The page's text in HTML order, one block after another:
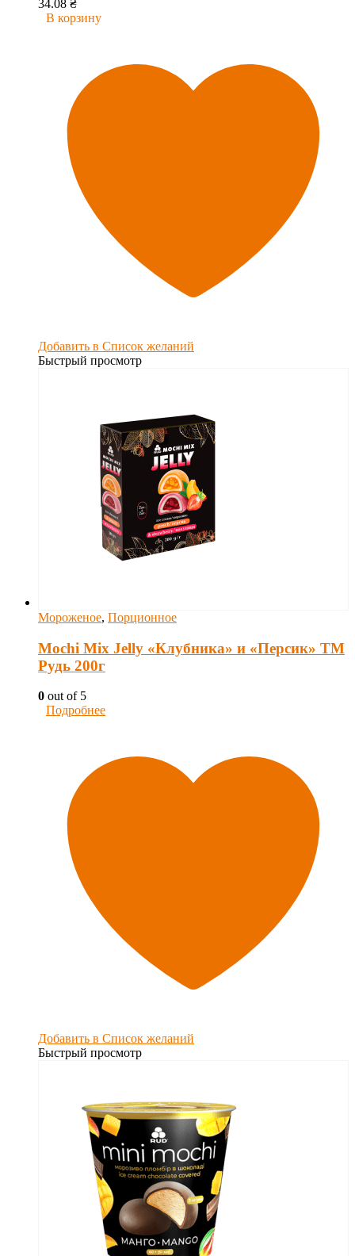
34.08 ₴
В корзину
Добавить в Список желаний
Быстрый просмотр
Мороженое, Порционное
Mochi Mix Jelly «Клубника» и «Персик» ТМ
Рудь 200г
0 out of 5
Подробнее
Добавить в Список желаний
Быстрый просмотр